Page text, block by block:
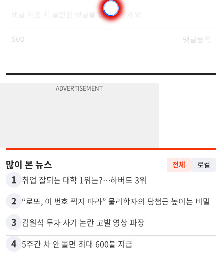
많이 본 뉴스
1 취업 잘되는 대학 1위는?…하버드 3위
2 “로또, 이 번호 찍지 마라” 물리학자의 당첨금 높이는 비밀
3 김원석 투자 사기 논란 고발 영상 파장